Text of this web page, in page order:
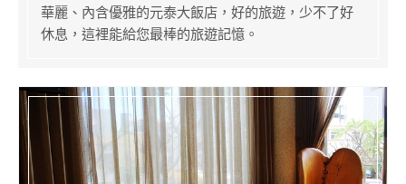
華麗、內含優雅的元泰大飯店，好的旅遊，少不了好
休息，這裡能給您最棒的旅遊記憶。